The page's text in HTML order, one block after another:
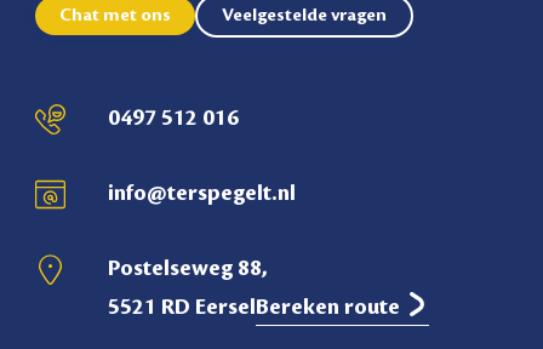
Chat met ons Veelgestelde vragen
0497 512 016
info@terspegelt.nl
Postelseweg 88,
5521 RD Eersel Bereken route